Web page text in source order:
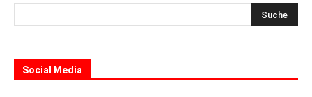
Social Media